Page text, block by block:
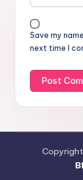
Save my
next time I